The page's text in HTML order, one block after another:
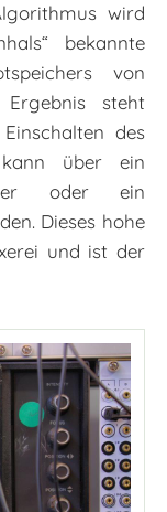
wird
bekannte
von
steht
des
über ein
oder ein
Dieses hohe
und ist der